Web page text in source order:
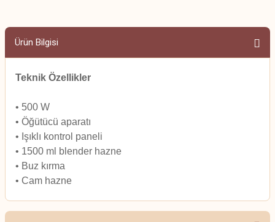
Ürün Bilgisi
Teknik Özellikler
• 500 W
• Öğütücü aparatı
• Işıklı kontrol paneli
• 1500 ml blender hazne
• Buz kırma
• Cam hazne